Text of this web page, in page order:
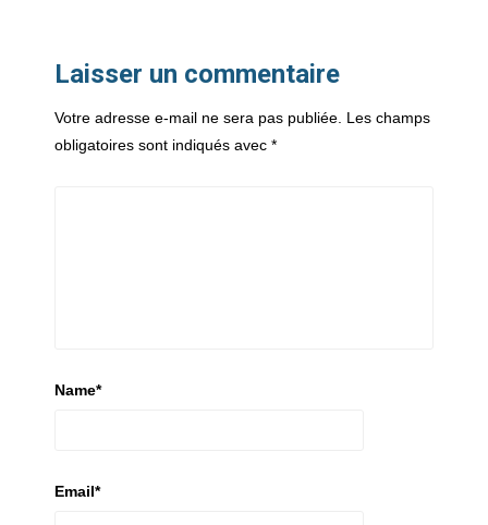
Laisser un commentaire
Votre adresse e-mail ne sera pas publiée. Les champs
obligatoires sont indiqués avec *
Name*
Email*